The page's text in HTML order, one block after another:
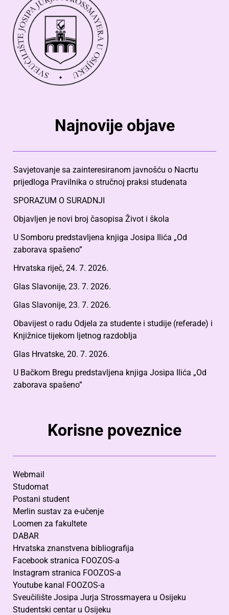
Najnovije objave
Savjetovanje sa zainteresiranom javnošću o Nacrtu
prijedloga Pravilnika o stručnoj praksi studenata
SPORAZUM O SURADNJI
Objavljen je novi broj časopisa Život i škola
U Somboru predstavljena knjiga Josipa Ilića „Od
zaborava spašeno”
Hrvatska riječ, 24. 7. 2026.
Glas Slavonije, 23. 7. 2026.
Glas Slavonije, 23. 7. 2026.
Obavijest o radu Odjela za studente i studije (referade) i
Knjižnice tijekom ljetnog razdoblja
Glas Hrvatske, 20. 7. 2026.
U Bačkom Bregu predstavljena knjiga Josipa Ilića „Od
zaborava spašeno”
Korisne poveznice
Webmail
Studomat
Postani student
Merlin sustav za e-učenje
Loomen za fakultete
DABAR
Hrvatska znanstvena bibliografija
Facebook stranica FOOZOS-a
Instagram stranica FOOZOS-a
Youtube kanal FOOZOS-a
Sveučilište Josipa Jurja Strossmayera u Osijeku
Studentski centar u Osijeku